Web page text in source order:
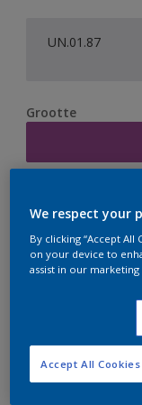
UN.01.87
Grootte
te bestellen.
er hard aan om
We respect your
By clicking “Accept
on your device to
assist in our marketing
Accept All Cookies